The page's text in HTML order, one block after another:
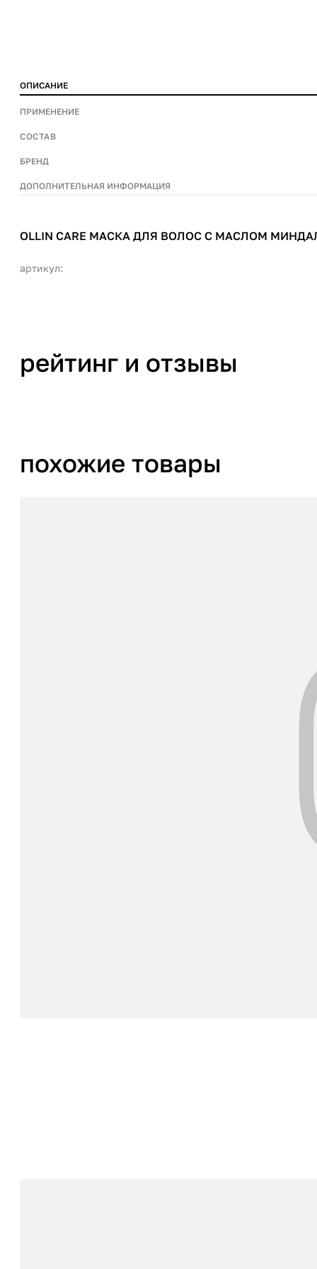
ОПИСАНИЕ
ПРИМЕНЕНИЕ
СОСТАВ
БРЕНД
ДОПОЛНИТЕЛЬНАЯ ИНФОРМАЦИЯ
OLLIN CARE МАСКА ДЛЯ ВОЛОС С МАСЛОМ
артикул:
рейтинг и отзывы
похожие товары